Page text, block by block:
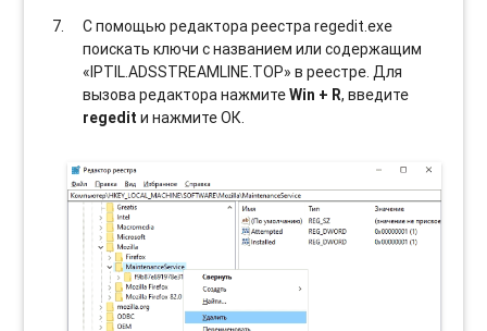
С помощью редактора реестра regedit.exe
поискать ключи с названием или содержащим
«IPTIL.ADSSTREAMLINE.TOP» в реестре. Для
вызова редактора нажмитеWin + R, введите
regedit и нажмите ОК.